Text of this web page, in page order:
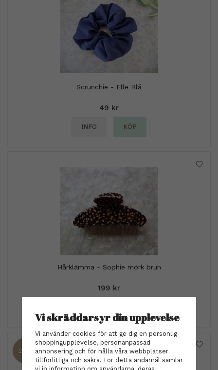
Scrunchie - Elle Blå
49 kr
INFO KÖP
Hårklämma - Sophie mörk brun
199 kr
25%
Vi skräddarsyr din upplevelse
Vi använder cookies för att ge dig en personlig
shoppingupplevelse, personanpassad
annonsering och för hålla våra webbplatser
tillförlitliga och säkra. För detta ändamål samlar
vi in information om användarna, deras